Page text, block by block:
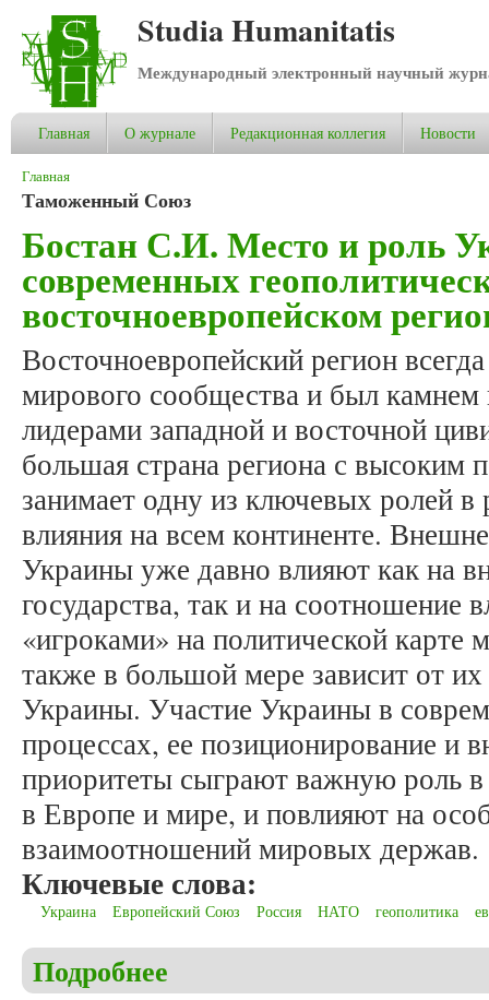
Studia Humanitatis
Международный электронный научный
Главная О журнале Редакционная коллегия Новости
Вы здесь
Главная
Таможенный Союз
Бостан С.И. Место и роль
современных
восточноевропейском
Восточноевропейский регион
мирового сообщества и был
лидерами западной и восточной
большая страна региона с высоким
занимает одну из ключевых ролей в
влияния на всем континенте.
Украины уже давно влияют как на
государства, так и на
«игроками» на политической
также в большой мере зависит от
Украины. Участие Украины в
процессах, ее позиционирование и
приоритеты сыграют важную роль в
в Европе и мире, и повлияют на
взаимоотношений мировых держав.
Ключевые слова:
Украина Европейский Союз Россия НАТО геополитика
Подробнее